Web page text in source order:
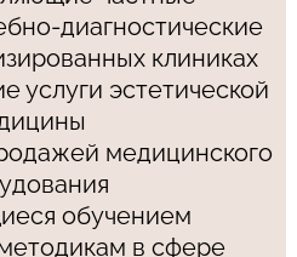
диагностические
клиниках
услуги эстетической
медицинского
обучением
в сфере